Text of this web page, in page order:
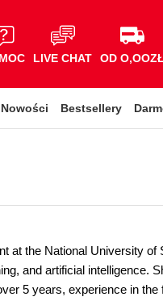
LIVE CHAT OD O,OOZŁ
Nowości Bestsellery
at the National University
and artificial intelligence.
5 years, experience in